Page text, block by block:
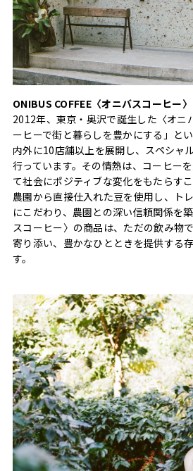
ONIBUS COFFEE〈オニバスコーヒー
2012年、東京・奥沢で誕生した〈オニ
ーヒーで街と暮らしを豊かにする」と
内外に10店舗以上を展開し、スペシャ
行っています。その情熱は、コーヒー
て社会にポジティブな変化をもたらす
農園から直接仕入れた豆を使用し、ト
にこだわり、農園との深い信頼関係を
スコーヒー〉の商品は、ただの飲み物
寄り添い、豊かなひとときを提供する
す。